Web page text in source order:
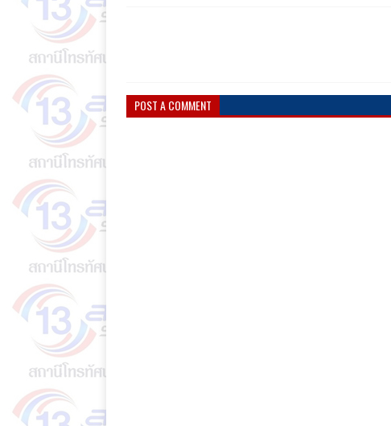
POST A COMMENT